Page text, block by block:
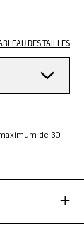
DES TAILLES
de 30